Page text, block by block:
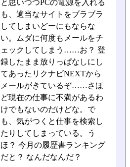
と思いつつPCの電源を入れる
も、適当なサイトをブラブラ
してしまいどーにもならな
い。ムダに何度もメールをチ
ェックしてしまう……お？ 登
録したまま放りっぱなしにし
てあったリクナビNEXTから
メールがきているぞ……さほ
ど現在の仕事に不満があるわ
けでもないのだけどな。で
も、気がつくと仕事を検索し
たりしてしまっている。う
ほ？ 今月の履歴書ランキング
だと？ なんだなんだ？